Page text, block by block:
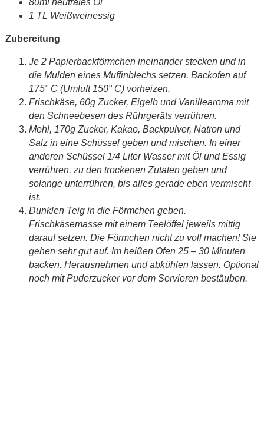
1 TL Weißweinessig
Zubereitung
Je 2 Papierbackförmchen ineinander stecken und in
die Mulden eines Muffinblechs setzen. Backofen auf
175° C (Umluft 150° C) vorheizen.
Frischkäse, 60g Zucker, Eigelb und Vanillearoma mit
den Schneebesen des Rührgeräts verrühren.
Mehl, 170g Zucker, Kakao, Backpulver, Natron und
Salz in eine Schüssel geben und mischen. In einer
anderen Schüssel 1/4 Liter Wasser mit Öl und Essig
verrühren, zu den trockenen Zutaten geben und
solange unterrühren, bis alles gerade eben vermischt
ist.
Dunklen Teig in die Förmchen geben.
Frischkäsemasse mit einem Teelöffel jeweils mittig
darauf setzen. Die Förmchen nicht zu voll machen! Sie
gehen sehr gut auf. Im heißen Ofen 25 – 30 Minuten
backen. Herausnehmen und abkühlen lassen. Optional
noch mit Puderzucker vor dem Servieren bestäuben.